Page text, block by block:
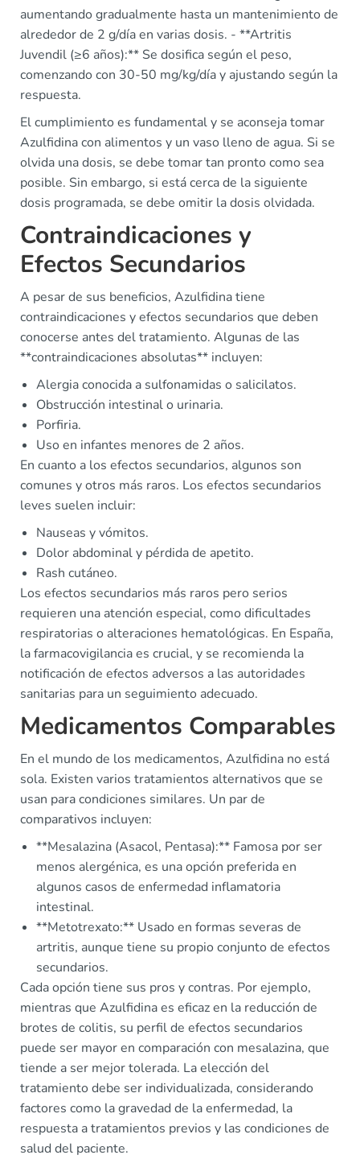
aumentando gradualmente hasta un mantenimiento de
alrededor de 2 g/día en varias dosis. - **Artritis
Juvendil (≥6 años):** Se dosifica según el peso,
comenzando con 30-50 mg/kg/día y ajustando según la
respuesta.
El cumplimiento es fundamental y se aconseja tomar
Azulfidina con alimentos y un vaso lleno de agua. Si se
olvida una dosis, se debe tomar tan pronto como sea
posible. Sin embargo, si está cerca de la siguiente
dosis programada, se debe omitir la dosis olvidada.
Contraindicaciones y
Efectos Secundarios
A pesar de sus beneficios, Azulfidina tiene
contraindicaciones y efectos secundarios que deben
conocerse antes del tratamiento. Algunas de las
**contraindicaciones absolutas** incluyen:
Alergia conocida a sulfonamidas o salicilatos.
Obstrucción intestinal o urinaria.
Porfiria.
Uso en infantes menores de 2 años.
En cuanto a los efectos secundarios, algunos son
comunes y otros más raros. Los efectos secundarios
leves suelen incluir:
Nauseas y vómitos.
Dolor abdominal y pérdida de apetito.
Rash cutáneo.
Los efectos secundarios más raros pero serios
requieren una atención especial, como dificultades
respiratorias o alteraciones hematológicas. En España,
la farmacovigilancia es crucial, y se recomienda la
notificación de efectos adversos a las autoridades
sanitarias para un seguimiento adecuado.
Medicamentos Comparables
En el mundo de los medicamentos, Azulfidina no está
sola. Existen varios tratamientos alternativos que se
usan para condiciones similares. Un par de
comparativos incluyen:
**Mesalazina (Asacol, Pentasa):** Famosa por ser
menos alergénica, es una opción preferida en
algunos casos de enfermedad inflamatoria
intestinal.
**Metotrexato:** Usado en formas severas de
artritis, aunque tiene su propio conjunto de efectos
secundarios.
Cada opción tiene sus pros y contras. Por ejemplo,
mientras que Azulfidina es eficaz en la reducción de
brotes de colitis, su perfil de efectos secundarios
puede ser mayor en comparación con mesalazina, que
tiende a ser mejor tolerada. La elección del
tratamiento debe ser individualizada, considerando
factores como la gravedad de la enfermedad, la
respuesta a tratamientos previos y las condiciones de
salud del paciente.